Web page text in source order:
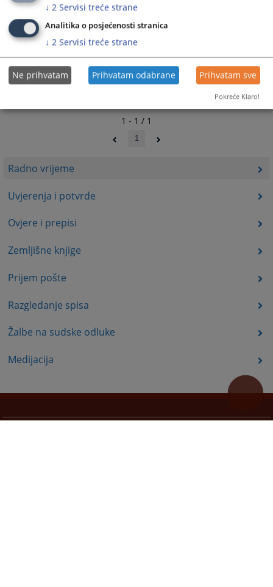
Radno vrijeme
Uvjerenja i potvrde
Ovjere i prepisi
Zemljišne knjige
Prijem pošte
Razgledanje spisa
Žalbe na sudske odluke
Medijacija
1 - 1 / 1
1
↓ 2 Servisi treće strane
Analitika o posjećenosti stranica
↓ 2 Servisi treće strane
Ne prihvatam Prihvatam odabrane Prihvatam sve
Pokreće Klaro!